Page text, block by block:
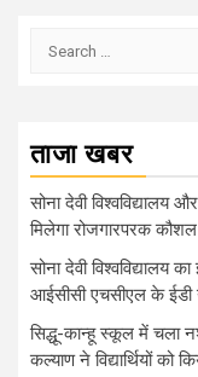
Search
ताजा खबर
सोना देवी विश्वविद्यालय
मिलेगा रोजगारपरक कौशल
सोना देवी
आईसीसी एचसीएल के ईडी
सिद्धू-कान्हू स्कूल में चला
कल्याण ने विद्यार्थियों को